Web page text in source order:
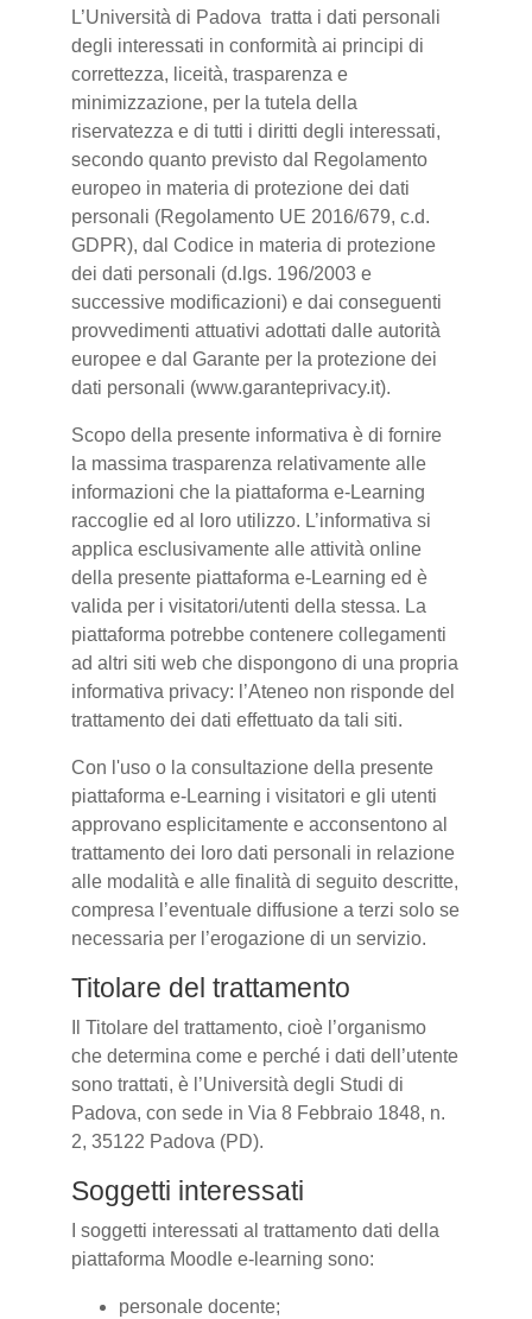
L’Università di Padova tratta i dati personali
degli interessati in conformità ai principi di
correttezza, liceità, trasparenza e
minimizzazione, per la tutela della
riservatezza e di tutti i diritti degli interessati,
secondo quanto previsto dal Regolamento
europeo in materia di protezione dei dati
personali (Regolamento UE 2016/679, c.d.
GDPR), dal Codice in materia di protezione
dei dati personali (d.lgs. 196/2003 e
successive modificazioni) e dai conseguenti
provvedimenti attuativi adottati dalle autorità
europee e dal Garante per la protezione dei
dati personali (www.garanteprivacy.it).
Scopo della presente informativa è di fornire
la massima trasparenza relativamente alle
informazioni che la piattaforma e-Learning
raccoglie ed al loro utilizzo. L’informativa si
applica esclusivamente alle attività online
della presente piattaforma e-Learning ed è
valida per i visitatori/utenti della stessa. La
piattaforma potrebbe contenere collegamenti
ad altri siti web che dispongono di una propria
informativa privacy: l’Ateneo non risponde del
trattamento dei dati effettuato da tali siti.
Con l'uso o la consultazione della presente
piattaforma e-Learning i visitatori e gli utenti
approvano esplicitamente e acconsentono al
trattamento dei loro dati personali in relazione
alle modalità e alle finalità di seguito descritte,
compresa l’eventuale diffusione a terzi solo se
necessaria per l’erogazione di un servizio.
Titolare del trattamento
Il Titolare del trattamento, cioè l’organismo
che determina come e perché i dati dell’utente
sono trattati, è l’Università degli Studi di
Padova, con sede in Via 8 Febbraio 1848, n.
2, 35122 Padova (PD).
Soggetti interessati
I soggetti interessati al trattamento dati della
piattaforma Moodle e-learning sono:
personale docente;